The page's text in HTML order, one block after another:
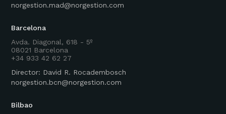
norgestion.mad@norgestion.com
Barcelona
Avda. Diagonal, 618 - 5º
08021 Barcelona
+34 933 42 62 27
Director: David R. Rocadembosch
norgestion.bcn@norgestion.com
Bilbao